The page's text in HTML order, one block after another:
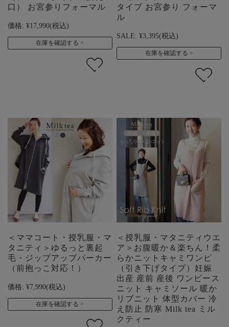
口） お宮参りフォーマル
価格: ¥17,990(税込)
在庫を確認する
タイプ お宮参り フォーマ
ル
SALE: ¥3,395(税込)
在庫を確認する
＜ママコート・授乳服・マ
タニティ＞ゆるっと裏起
毛・ジップアップパーカー
（前抱っこ対応！）
価格: ¥7,990(税込)
在庫を確認する
＜授乳服・マタニティウエ
ア＞お腹暖か＆楽ちん！柔
らかニットキャミワンピ
（引き下げタイプ）妊娠
出産 産前 産後 ワンピース
ニット キャミソール 暖か
リブニット 体型カバー 冷
え防止 防寒 Milk tea ミル
クティー